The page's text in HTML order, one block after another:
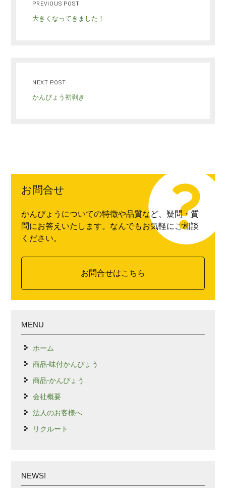
PREVIOUS POST
大きくなってきました！
NEXT POST
かんぴょう初剥き
お問合せ
かんぴょうについての特徴や品質など、疑問・質
問にお答えいたします。なんでもお気軽にご相談
ください。
お問合せはこちら
MENU
ホーム
商品-味付かんぴょう
商品-かんぴょう
会社概要
法人のお客様へ
リクルート
NEWS!